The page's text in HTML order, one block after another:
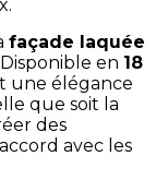
façade laquée
en 18
une élégance
que soit la
des
avec les